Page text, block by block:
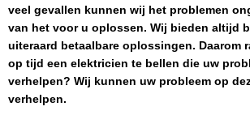
veel gevallen kunnen wij het problemen
van het voor u oplossen. Wij bieden altijd
uiteraard betaalbare oplossingen. Daarom
op tijd een elektricien te bellen die uw
verhelpen? Wij kunnen uw probleem op
verhelpen.